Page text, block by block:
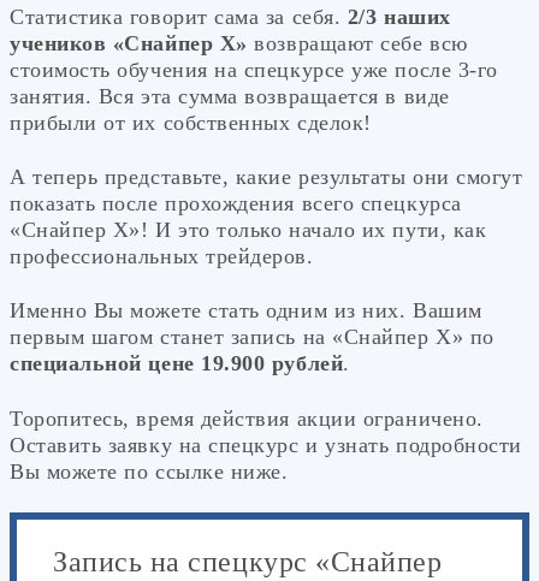
Статистика говорит сама за себя. 2/3 наших
учеников «Снайпер Х» возвращают себе всю
стоимость обучения на спецкурсе уже после 3-го
занятия. Вся эта сумма возвращается в виде
прибыли от их собственных сделок!
А теперь представьте, какие результаты они смогут
показать после прохождения всего спецкурса
«Снайпер Х»! И это только начало их пути, как
профессиональных трейдеров.
Именно Вы можете стать одним из них. Вашим
первым шагом станет запись на «Снайпер Х» по
специальной цене 19.900 рублей.
Торопитесь, время действия акции ограничено.
Оставить заявку на спецкурс и узнать подробности
Вы можете по ссылке ниже.
Запись на спецкурс «Снайпер